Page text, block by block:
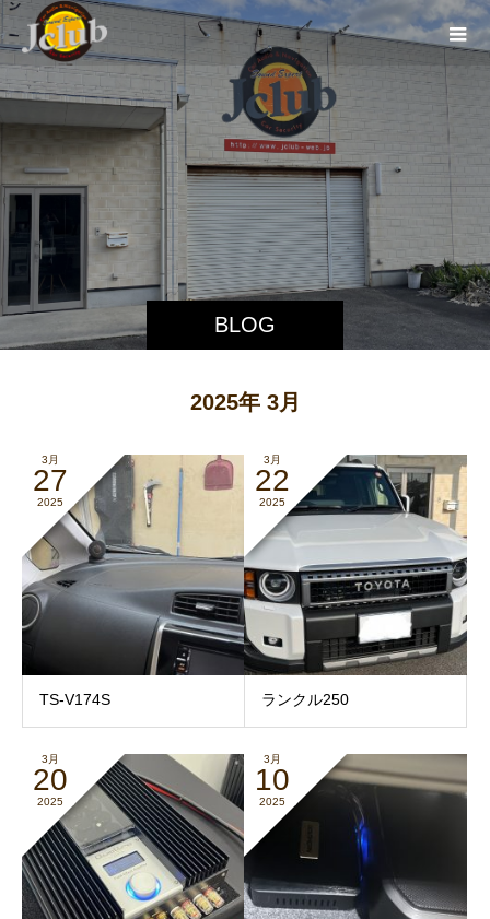
BLOG
2025年 3月
3月
27
2025
TS-V174S
3月
22
2025
ランクル250
3月
20
2025
3月
10
2025